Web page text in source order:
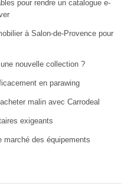
pour rendre un catalogue e-
à Salon-de-Provence pour
nouvelle collection ?
en parawing
malin avec Carrodeal
exigeants
marché des équipements